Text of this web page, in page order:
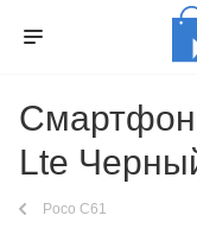
Смартфон
Lte
Poco C61